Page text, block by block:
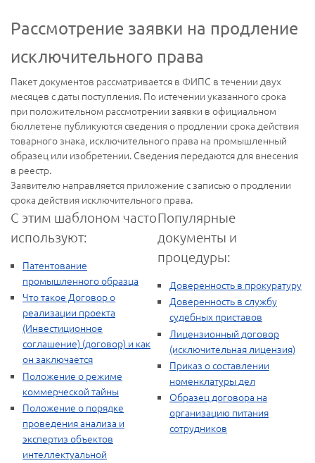
Рассмотрение заявки на продление
исключительного права
Пакет документов рассматривается в ФИПС в течении двух
месяцев с даты поступления. По истечении указанного срока
при положительном рассмотрении заявки в официальном
бюллетене публикуются сведения о продлении срока действия
товарного знака, исключительного права на промышленный
образец или изобретении. Сведения передаются для внесения
в реестр.
Заявителю направляется приложение с записью о продлении
срока действия исключительного права.
С этим шаблоном часто
используют:
Патентование
промышленного образца
Что такое Договор о
реализации проекта
(Инвестиционное
соглашение) (договор) и как
он заключается
Положение о режиме
коммерческой тайны
Положение о порядке
проведения анализа и
экспертиз объектов
интеллектуальной
Популярные
документы и
процедуры:
Доверенность в прокуратуру
Доверенность в службу
судебных приставов
Лицензионный договор
(исключительная лицензия)
Приказ о составлении
номенклатуры дел
Образец договора на
организацию питания
сотрудников